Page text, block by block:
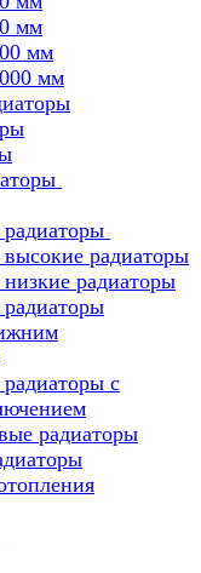
мм
мм
мм
радиаторы
радиаторы
с
радиаторы